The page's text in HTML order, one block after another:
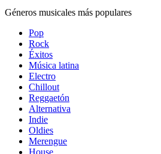
Géneros musicales más populares
Pop
Rock
Éxitos
Música latina
Electro
Chillout
Reggaetón
Alternativa
Indie
Oldies
Merengue